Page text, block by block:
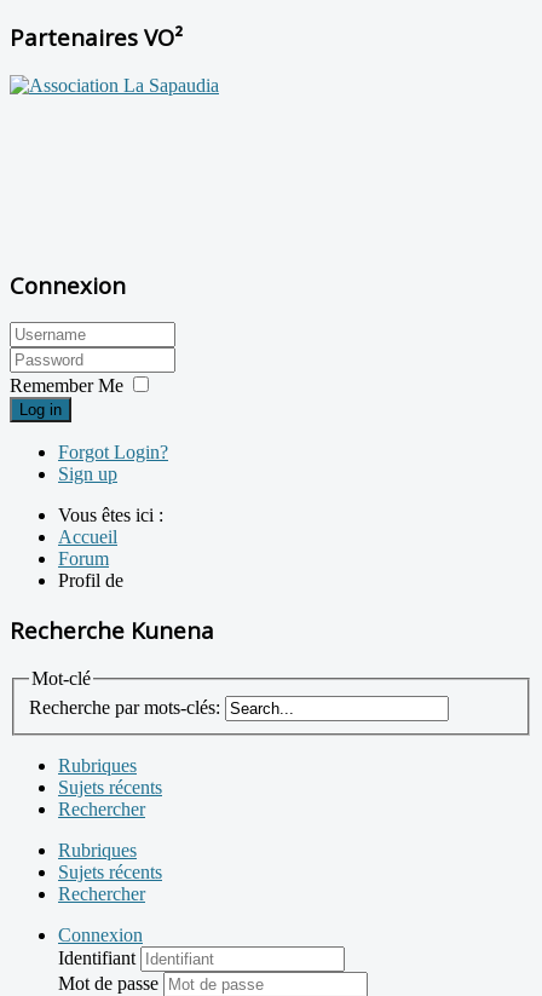
Partenaires VO²
Connexion
Remember Me
Log in
Forgot Login?
Sign up
Vous êtes ici :
Accueil
Forum
Profil de
Recherche Kunena
Mot-clé
Recherche par mots-clés:
Rubriques
Sujets récents
Rechercher
Rubriques
Sujets récents
Rechercher
Connexion
Identifiant
Mot de passe